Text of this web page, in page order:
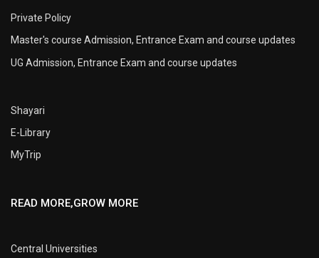
Private Policy
Master's course Admission, Entrance Exam and course updates
UG Admission, Entrance Exam and course updates
Shayari
E-Library
MyTrip
READ MORE,GROW MORE
Central Universities